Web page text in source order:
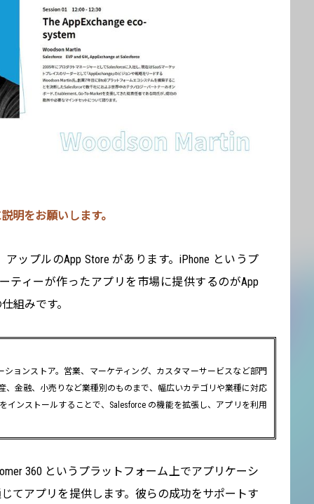
明をお願いします。
ップルのApp Store があります。iPhone というプ
ティーが作ったアプリを市場に提供するのがApp
組みです。
ションストア。営業、マーケティング、カスタマーサービスなど部門
、金融、小売りなど業種別のものまで、幅広いカテゴリや業種に対応
インストールすることで、Salesforce の機能を拡張し、アプリを利用
360 というプラットフォーム上でアプリケーシ
じてアプリを提供します。彼らの成功をサポートす